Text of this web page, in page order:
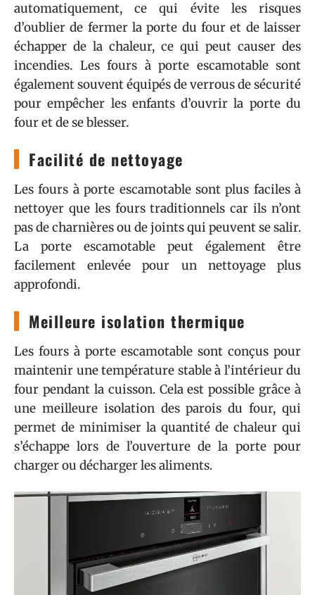
automatiquement, ce qui évite les risques
d’oublier de fermer la porte du four et de laisser
échapper de la chaleur, ce qui peut causer des
incendies. Les fours à porte escamotable sont
également souvent équipés de verrous de sécurité
pour empêcher les enfants d’ouvrir la porte du
four et de se blesser.
Facilité de nettoyage
Les fours à porte escamotable sont plus faciles à
nettoyer que les fours traditionnels car ils n’ont
pas de charnières ou de joints qui peuvent se salir.
La porte escamotable peut également être
facilement enlevée pour un nettoyage plus
approfondi.
Meilleure isolation thermique
Les fours à porte escamotable sont conçus pour
maintenir une température stable à l’intérieur du
four pendant la cuisson. Cela est possible grâce à
une meilleure isolation des parois du four, qui
permet de minimiser la quantité de chaleur qui
s’échappe lors de l’ouverture de la porte pour
charger ou décharger les aliments.